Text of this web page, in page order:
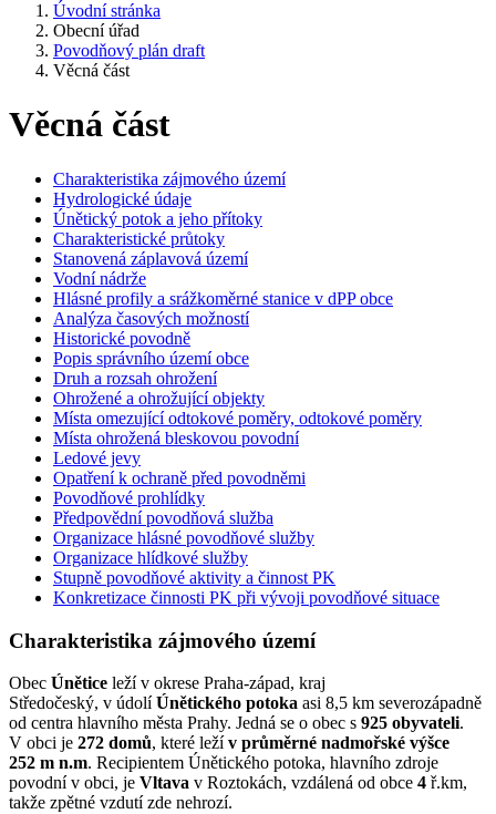
Úvodní stránka
Obecní úřad
Povodňový plán draft
Věcná část
Věcná část
Charakteristika zájmového území
Hydrologické údaje
Únětický potok a jeho přítoky
Charakteristické průtoky
Stanovená záplavová území
Vodní nádrže
Hlásné profily a srážkoměrné stanice v dPP obce
Analýza časových možností
Historické povodně
Popis správního území obce
Druh a rozsah ohrožení
Ohrožené a ohrožující objekty
Místa omezující odtokové poměry, odtokové poměry
Místa ohrožená bleskovou povodní
Ledové jevy
Opatření k ochraně před povodněmi
Povodňové prohlídky
Předpovědní povodňová služba
Organizace hlásné povodňové služby
Organizace hlídkové služby
Stupně povodňové aktivity a činnost PK
Konkretizace činnosti PK při vývoji povodňové situace
Charakteristika zájmového území
Obec Únětice leží v okrese Praha-západ, kraj
Středočeský, v údolíÚnětického potoka asi 8,5 km severozápadně
od centra hlavního města Prahy. Jedná se o obec s 925 obyvateli.
V obci je 272 domů, které ležív průměrné nadmořské výšce
252 m n.m. Recipientem Únětického potoka, hlavního zdroje
povodní v obci, je Vltava v Roztokách, vzdálená od obce 4 ř.km,
takže zpětné vzdutí zde nehrozí.